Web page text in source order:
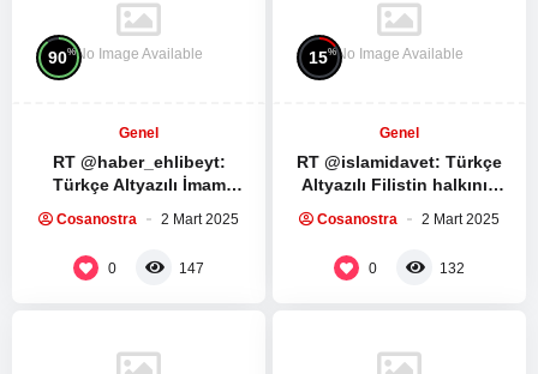
No Image Available
90%
Genel
RT @haber_ehlibeyt:
Türkçe Altyazılı İmam
Hamaney’in Ramazan
ayında yapılması…
Cosanostra 2 Mart 2025
0 147
No Image Available
15%
Genel
RT @islamidavet: Türkçe
Altyazılı Filistin halkının
liderlerine bağlılıkları…
Muhammed Dayf tüm…
Cosanostra 2 Mart 2025
0 132